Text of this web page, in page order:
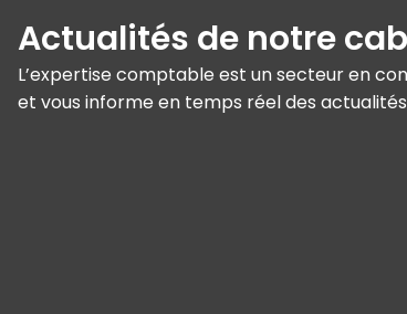
Actualités de notre
L’expertise comptable est un secteur en
et vous informe en temps réel des